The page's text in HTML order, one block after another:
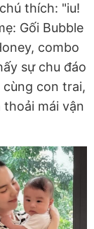
thích: "iu!
Gối Bubble
combo
sự chu đáo
con trai,
thoải mái vận